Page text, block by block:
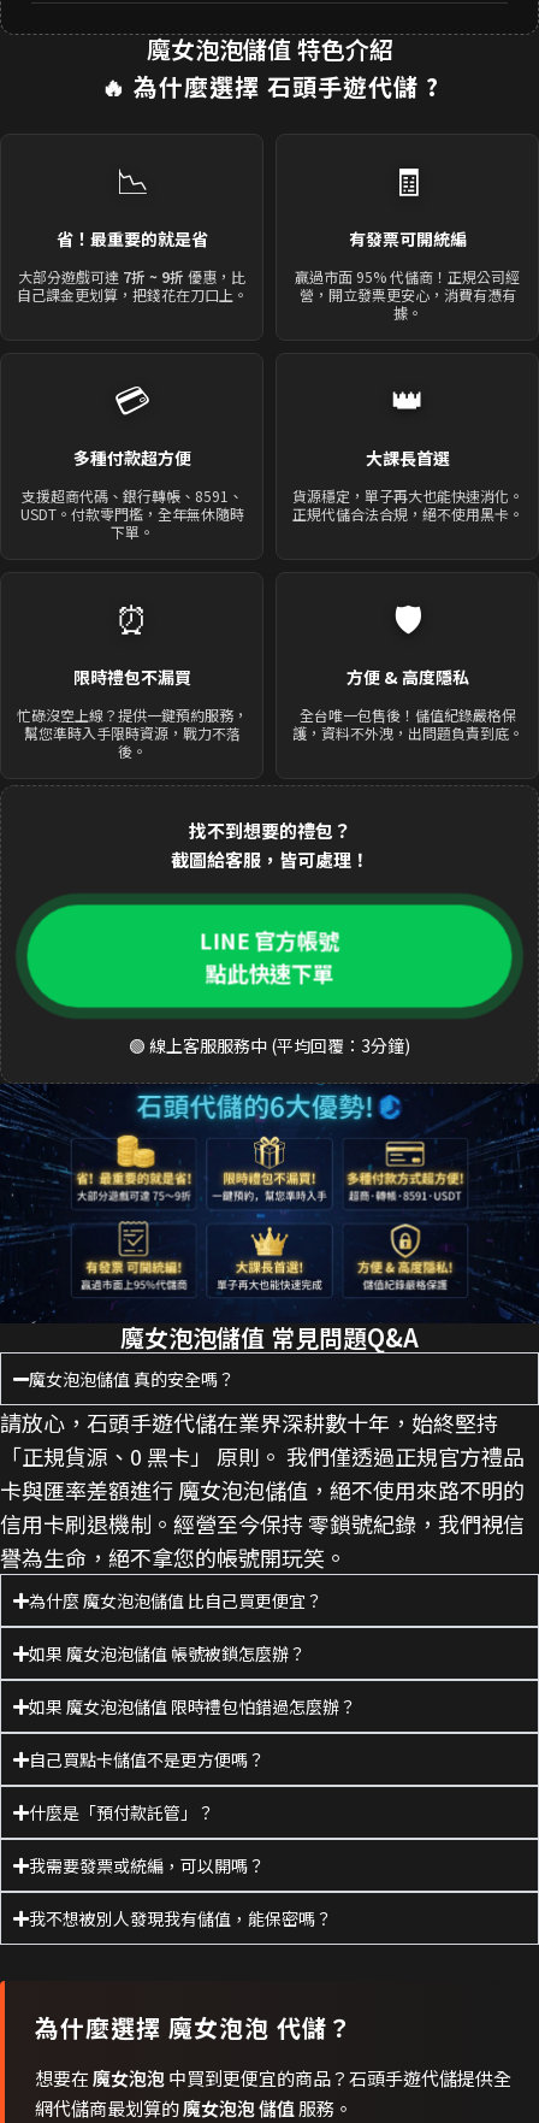
魔女泡泡儲值 特色介紹
🔥 為什麼選擇 石頭手遊代儲 ?
📉
省！最重要的就是省
大部分遊戲可達 7折 ~ 9折 優惠，比
自己課金更划算，把錢花在刀口上。
🧾
有發票可開統編
贏過市面 95% 代儲商！正規公司經
營，開立發票更安心，消費有憑有
據。
💳
多種付款超方便
支援超商代碼、銀行轉帳、8591、
USDT。付款零門檻，全年無休隨時
下單。
👑
大課長首選
貨源穩定，單子再大也能快速消化。
正規代儲合法合規，絕不使用黑卡。
⏰
限時禮包不漏買
忙碌沒空上線？提供一鍵預約服務，
幫您準時入手限時資源，戰力不落
後。
🛡️
方便 & 高度隱私
全台唯一包售後！儲值紀錄嚴格保
護，資料不外洩，出問題負責到底。
找不到想要的禮包？
截圖給客服，皆可處理！
LINE 官方帳號
點此快速下單
🟢 線上客服服務中 (平均回覆：3分鐘)
魔女泡泡儲值 常見問題Q&A
魔女泡泡儲值 真的安全嗎？
請放心，石頭手遊代儲在業界深耕數十年，始終堅持
「正規貨源、0 黑卡」 原則。 我們僅透過正規官方禮品
卡與匯率差額進行 魔女泡泡儲值，絕不使用來路不明的
信用卡刷退機制。經營至今保持 零鎖號紀錄，我們視信
譽為生命，絕不拿您的帳號開玩笑。
為什麼 魔女泡泡儲值 比自己買更便宜？
如果 魔女泡泡儲值 帳號被鎖怎麼辦？
如果 魔女泡泡儲值 限時禮包怕錯過怎麼辦？
自己買點卡儲值不是更方便嗎？
什麼是「預付款託管」？
我需要發票或統編，可以開嗎？
我不想被別人發現我有儲值，能保密嗎？
為什麼選擇 魔女泡泡 代儲？
想要在魔女泡泡中買到更便宜的商品？石頭手遊代儲提供全
網代儲商最划算的魔女泡泡 儲值服務。